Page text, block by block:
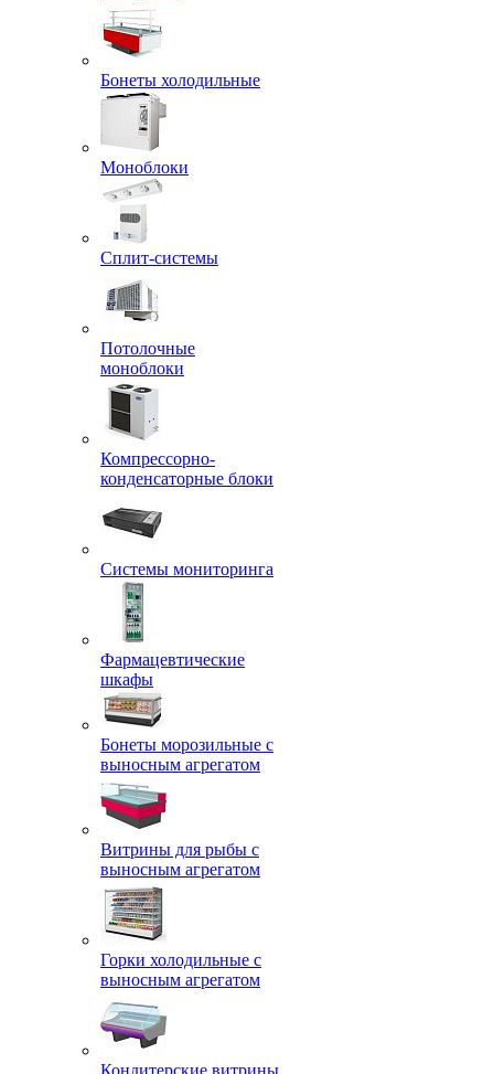
Бонеты холодильные
Моноблоки
Сплит-системы
Потолочные
моноблоки
Компрессорно-
конденсаторные блоки
Системы мониторинга
Фармацевтические
шкафы
Бонеты морозильные с
выносным агрегатом
Витрины для рыбы с
выносным агрегатом
Горки холодильные с
выносным агрегатом
Кондитерские витрины